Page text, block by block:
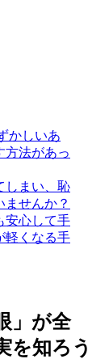
かしいあ
方法があっ
しまい、恥
せんか？
安心して手
軽くなる手
」が全
を知ろう